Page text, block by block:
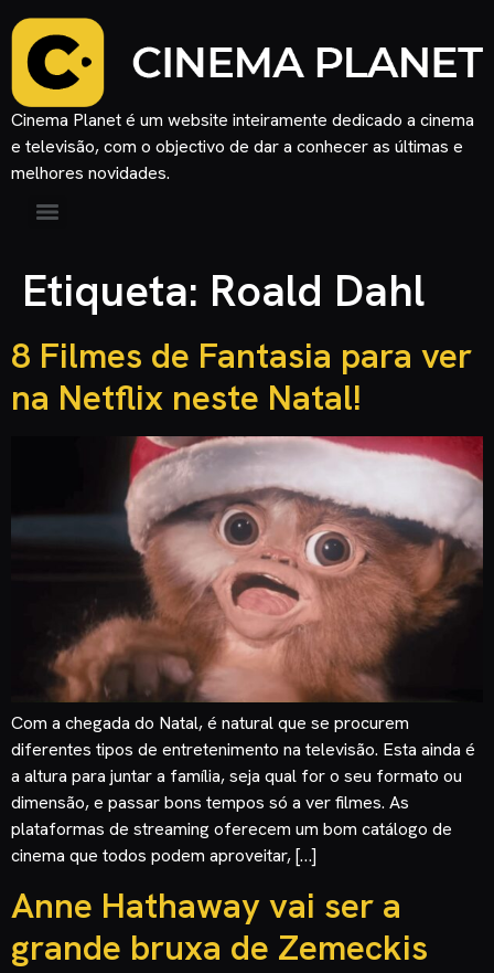
Cinema Planet é um website inteiramente dedicado a cinema
e televisão, com o objectivo de dar a conhecer as últimas e
melhores novidades.
Etiqueta: Roald Dahl
8 Filmes de Fantasia para ver
na Netflix neste Natal!
Com a chegada do Natal, é natural que se procurem
diferentes tipos de entretenimento na televisão. Esta ainda é
a altura para juntar a família, seja qual for o seu formato ou
dimensão, e passar bons tempos só a ver filmes. As
plataformas de streaming oferecem um bom catálogo de
cinema que todos podem aproveitar, […]
Anne Hathaway vai ser a
grande bruxa de Zemeckis